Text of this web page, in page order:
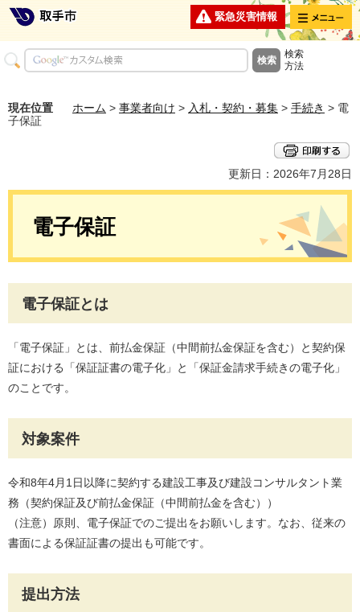
緊急災害情報 メニュー
検索
方法
現在位置 ホーム > 事業者向け > 入札・契約・募集 > 手続き > 電
子保証
更新日：2026年7月28日
電子保証
電子保証とは
「電子保証」とは、前払金保証（中間前払金保証を含む）と契約保
証における「保証証書の電子化」と「保証金請求手続きの電子化」
のことです。
対象案件
令和8年4月1日以降に契約する建設工事及び建設コンサルタント業
務（契約保証及び前払金保証（中間前払金を含む））
（注意）原則、電子保証でのご提出をお願いします。なお、従来の
書面による保証証書の提出も可能です。
提出方法